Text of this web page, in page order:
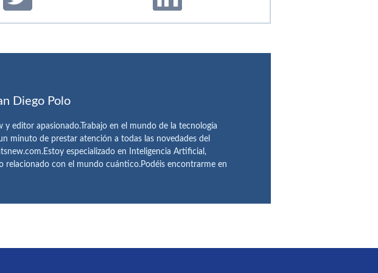
Diego Polo
editor apasionado.Trabajo en el mundo de la tecnología
minuto de prestar atención a todas las novedades del
especializado en Inteligencia Artificial,
relacionado con el mundo cuántico.Podéis encontrarme en